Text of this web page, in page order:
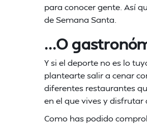
para conocer gente. Así
de Semana Santa.
…O
Y si el deporte no es lo
plantearte salir a cenar
diferentes restaurantes
en el que vives y disfrutar
Como has podido